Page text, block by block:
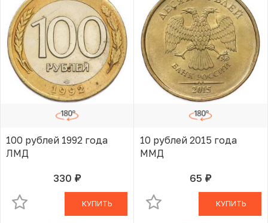
100 рублей 1992 года
ЛМД
330 руб.В КОРЗИНЕ
КУПИТЬ
10 рублей 2015 года
ММД
65 руб.В КОРЗИНЕ
КУПИТЬ